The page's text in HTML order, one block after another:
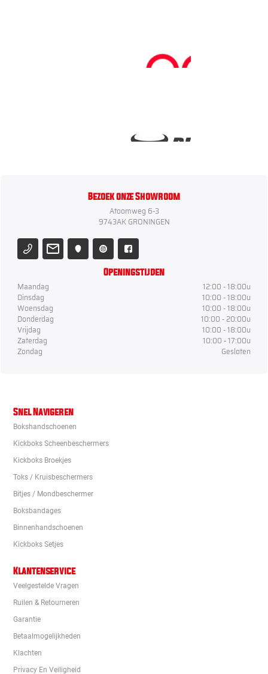
Bezoek onze Showroom
Atoomweg 6-3
9743AK GRONINGEN
Openingstijden
Maandag
12:00 - 18:00u
Dinsdag
10:00 - 18:00u
Woensdag
10:00 - 18:00u
Donderdag
10:00 - 20:00u
Vrijdag
10:00 - 18:00u
Zaterdag
10:00 - 17:00u
Zondag
Gesloten
Snel Navigeren
Bokshandschoenen
Kickboks Scheenbeschermers
Kickboks Broekjes
Toks / Kruisbeschermers
Bitjes / Mondbeschermer
Boksbandages
Binnenhandschoenen
Kickboks Setjes
Klantenservice
Veelgestelde Vragen
Ruilen & Retourneren
Garantie
Betaalmogelijkheden
Klachten
Privacy En Veiligheid